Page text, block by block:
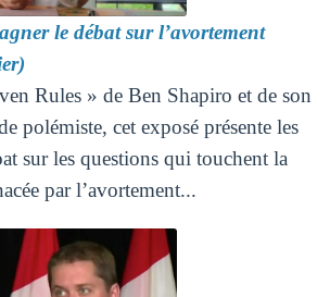
le débat sur l’avortement
Rules » de Ben Shapiro et de son
polémiste, cet exposé présente les
sur les questions qui touchent la
par l’avortement...